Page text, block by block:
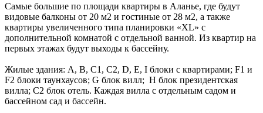
Самые большие по площади квартиры в Аланье, где будут
видовые балконы от 20 м2 и гостиные от 28 м2, а также
квартиры увеличенного типа планировки «XL» с
дополнительной комнатой с отдельной ванной. Из квартир на
первых этажах будут выходы к бассейну.
Жилые здания: A, B, С1, C2, D, E, I блоки с квартирами; F1 и
F2 блоки таунхаусов; G блок вилл; H блок президентская
вилла; C2 блок отель. Каждая вилла с отдельным садом и
бассейном сад и бассейн.